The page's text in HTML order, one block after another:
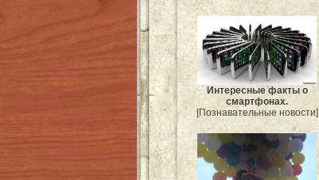
Интересные факты о
смартфонах.
[Познавательные новости]